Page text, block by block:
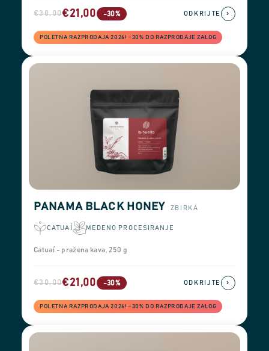
€30,00€21,00 -30%
POLETNA RAZPRODAJA 2026! −30% DO RAZPRODAJE ZALOG
ODKRIJTE ›
PANAMA BLACK HONEY ZBIRKA
CATUAÍ MEDENO PROCESIRANJE
Catuaí - pražena kava, 250 g
€30,00€21,00 -30%
POLETNA RAZPRODAJA 2026! −30% DO RAZPRODAJE ZALOG
ODKRIJTE ›